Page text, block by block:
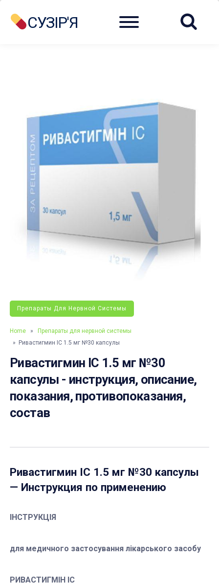
СУЗІР'Я Menu
Препараты Для Нервной Системы
Home »
Препараты для нервной системы
» Ривастигмин ІС 1.5 мг №30 капсулы
Ривастигмин ІС 1.5 мг №30
капсулы - инструкция, описание,
показания, противопоказания,
состав
Ривастигмин ІС 1.5 мг №30 капсулы
— Инструкция по применению
ІНСТРУКЦІЯ
для медичного застосування лікарського засобу
РИВАСТИГМІН ІС